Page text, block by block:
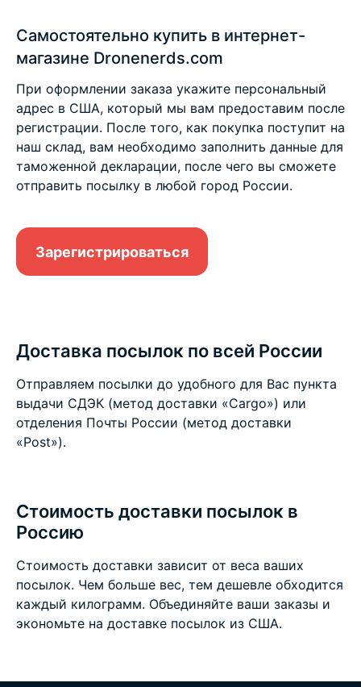
Самостоятельно купить в интернет-
магазине Dronenerds.com
При оформлении заказа укажите персональный
адрес в США, который мы вам предоставим после
регистрации. После того, как покупка поступит на
наш склад, вам необходимо заполнить данные для
таможенной декларации, после чего вы сможете
отправить посылку в любой город России.
Зарегистрироваться
Доставка посылок по всей России
Отправляем посылки до удобного для Вас пункта
выдачи СДЭК (метод доставки «Cargo») или
отделения Почты России (метод доставки
«Post»).
Стоимость доставки посылок в
Россию
Стоимость доставки зависит от веса ваших
посылок. Чем больше вес, тем дешевле обходится
каждый килограмм. Объединяйте ваши заказы и
экономьте на доставке посылок из США.